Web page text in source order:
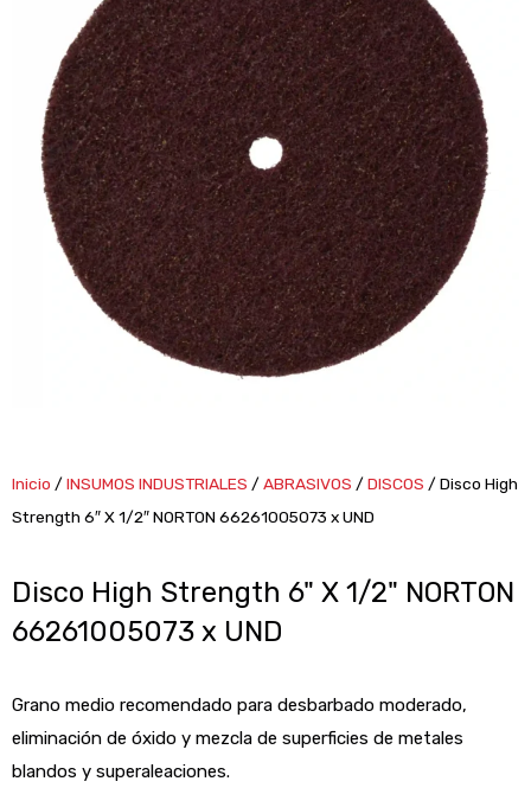
Inicio /INSUMOS INDUSTRIALES /ABRASIVOS /DISCOS / Disco High
Strength 6″ X 1/2″ NORTON 66261005073 x UND
Disco High Strength 6" X 1/2" NORTON
66261005073 x UND
Grano medio recomendado para desbarbado moderado,
eliminación de óxido y mezcla de superficies de metales
blandos y superaleaciones.